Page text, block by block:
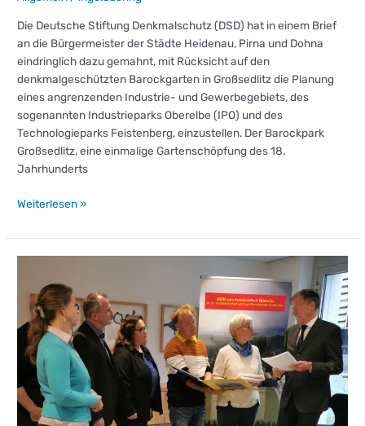
Die Deutsche Stiftung Denkmalschutz (DSD) hat in einem Brief
an die Bürgermeister der Städte Heidenau, Pirna und Dohna
eindringlich dazu gemahnt, mit Rücksicht auf den
denkmalgeschützten Barockgarten in Großsedlitz die Planung
eines angrenzenden Industrie- und Gewerbegebiets, des
sogenannten Industrieparks Oberelbe (IPO) und des
Technologieparks Feistenberg, einzustellen. Der Barockpark
Großsedlitz, eine einmalige Gartenschöpfung des 18.
Jahrhunderts
Weiterlesen »
Unterschriften
den
Landtagspräsidenten
Dr.
Matthias
Rößler
übergeben